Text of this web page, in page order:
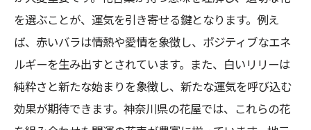
花を通じて心のバランスを整える
神奈川県の自然を生かした開運法
身近な場所で実践できる開運アドバイス
神奈川県ならではの特別な花とその魅力
地元でしか手に入らない開運の花
を選ぶことが、運気を引き寄せる鍵となります。例え
ば、赤いバラは情熱や愛情を象徴し、ポジティブなエネ
ルギーを生み出すとされています。また、白いリリーは
純粋さと新たな始まりを象徴し、新たな運気を呼び込む
効果が期待できます。神奈川県の花屋では、これらの花